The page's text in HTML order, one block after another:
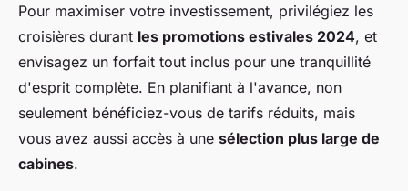
Pour maximiser votre investissement, privilégiez les
croisières durant les promotions estivales 2024, et
envisagez un forfait tout inclus pour une tranquillité
d'esprit complète. En planifiant à l'avance, non
seulement bénéficiez-vous de tarifs réduits, mais
vous avez aussi accès à une sélection plus large de
cabines.